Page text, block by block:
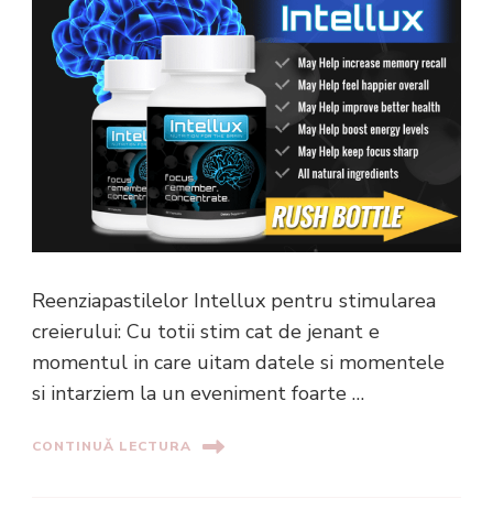
Reenziapastilelor Intellux pentru stimularea
creierului: Cu totii stim cat de jenant e
momentul in care uitam datele si momentele
si intarziem la un eveniment foarte …
CONTINUĂ LECTURA